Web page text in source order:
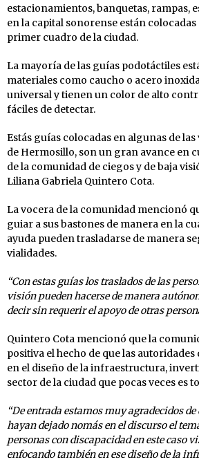
estacionamientos, banquetas, rampas,
en la capital sonorense están
primer cuadro de la ciudad.
La mayoría de las guías podotáctiles
materiales como caucho o acero
universal y tienen un color de alto
fáciles de detectar.
Estás guías colocadas en algunas de
de Hermosillo, son un gran avance en
de la comunidad de ciegos y de baja
Liliana Gabriela Quintero Cota.
La vocera de la comunidad mencionó
guiar a sus bastones de manera en la
ayuda pueden trasladarse de manera
vialidades.
“Con estas guías los traslados de las
visión pueden hacerse de manera
decir sin requerir el apoyo de otras
Quintero Cota mencionó que la
positiva el hecho de que las
en el diseño de la infraestructura,
sector de la ciudad que pocas veces es
“De entrada estamos muy agradecidos
hayan dejado nomás en el discurso el
personas con discapacidad en este caso
enfocando también en ese diseño de la